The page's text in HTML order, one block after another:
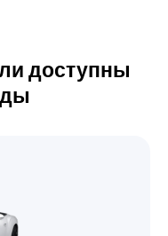
доступны